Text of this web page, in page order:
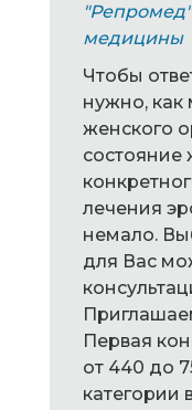
медицины
Чтобы
нужно, как
женского
состояние
лечения
немало.
для Вас
Первая
от 440 до
категории